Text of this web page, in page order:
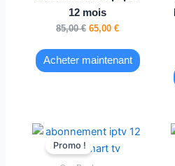
12 mois
85,00€ 65,00€
Acheter maintenant
Promo !
Le
initial
Le
actuel